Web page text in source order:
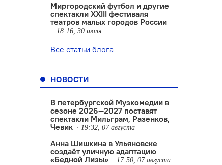
Миргородский футбол и другие
спектакли XXIII фестиваля
театров малых городов России
18:16, 30 июля
Все статьи блога
НОВОСТИ
В петербургской Музкомедии в
сезоне 2026—2027 поставят
спектакли Мильграм, Разенков,
Чевик
19:32, 07 августа
Анна Шишкина в Ульяновске
создаëт уличную адаптацию
«Бедной Лизы»
17:50, 07 августа